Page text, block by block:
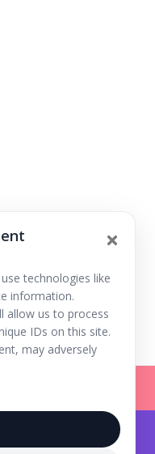
technologies like
information.
allow us to process
IDs on this site.
may adversely
Cuenta cuentos, la boda
|